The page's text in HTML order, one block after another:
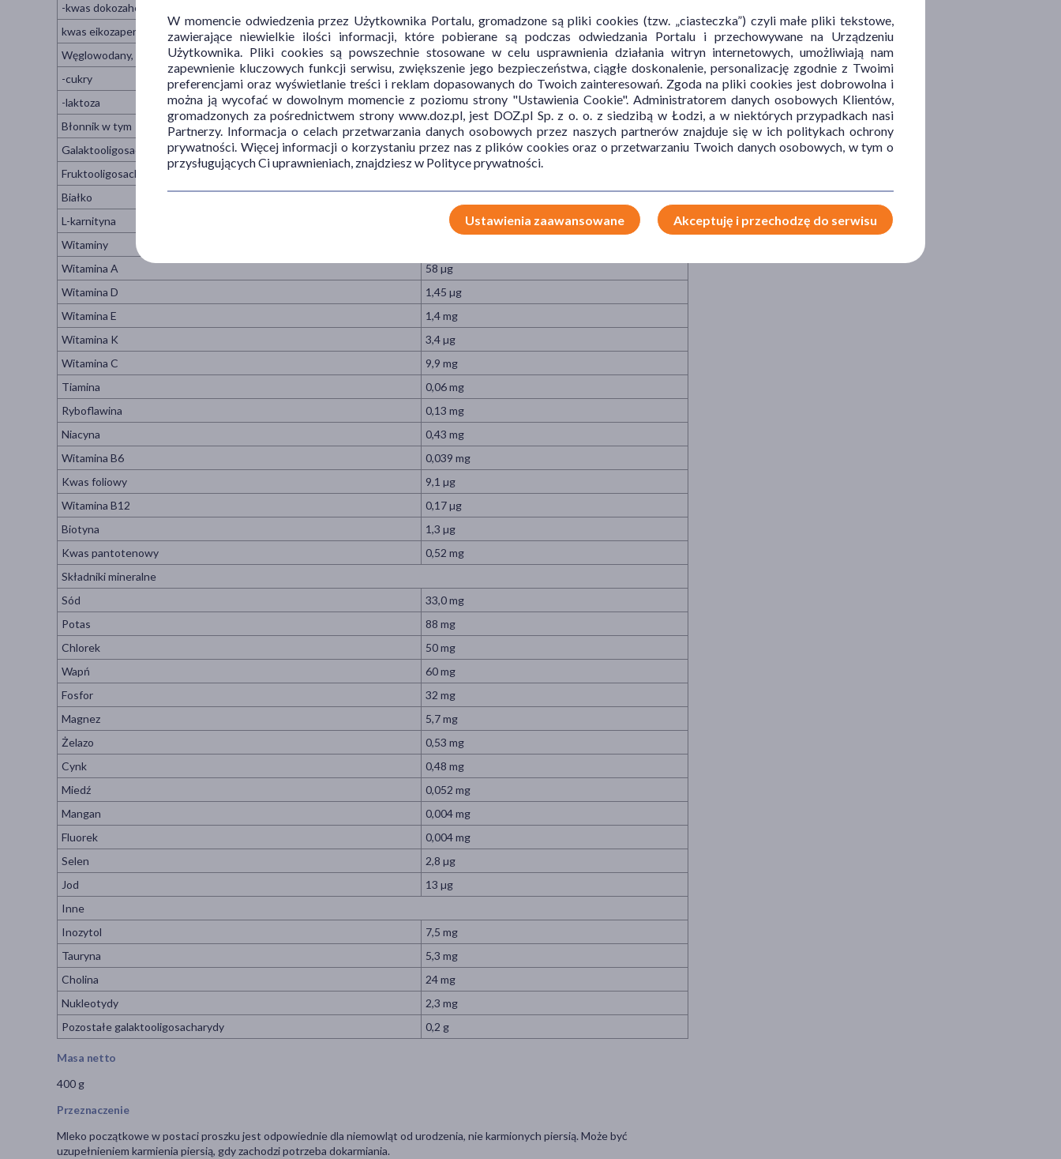
-kwas dokozaheksaenowy (DHA)
kwas eikozapentaenowy (EPA)
3,6 mg
Węglowodany, w tym
7,2 g
-cukry
7,0 g
-laktoza
6,8 g
Błonnik w tym
0,6 g
Galaktooligosacharydy
0,48 g
Fruktooligosacharydy
0,08 g
Białko
L-karnityna
1,7 mg
Witaminy
Witamina A
58 µg
Witamina D
1,45 µg
Witamina E
1,4 mg
Witamina K
3,4 µg
Witamina C
9,9 mg
Tiamina
0,06 mg
Ryboflawina
0,13 mg
Niacyna
0,43 mg
Witamina B6
0,039 mg
Kwas foliowy
9,1 µg
Witamina B12
0,17 µg
Biotyna
1,3 µg
Kwas pantotenowy
0,52 mg
Składniki mineralne
Sód
33,0 mg
Potas
88 mg
Chlorek
50 mg
Wapń
60 mg
Fosfor
32 mg
Magnez
5,7 mg
Żelazo
0,53 mg
Cynk
0,48 mg
Miedź
0,052 mg
Mangan
0,004 mg
Fluorek
0,004 mg
Selen
2,8 µg
Jod
13 µg
Inne
Inozytol
7,5 mg
Tauryna
5,3 mg
Cholina
24 mg
Nukleotydy
2,3 mg
Pozostałe galaktooligosacharydy
0,2 g
Masa netto
400 g
Przeznaczenie
Mleko początkowe w postaci proszku jest odpowiednie dla niemowląt od urodzenia, nie karmionych piersią. Może być
uzupełnieniem karmienia piersią, gdy zachodzi potrzeba dokarmiania.
W momencie odwiedzenia przez Użytkownika Portalu, gromadzone są pliki cookies (tzw. „ciasteczka”) czyli małe pliki tekstowe,
zawierające niewielkie ilości informacji, które pobierane są podczas odwiedzania Portalu i przechowywane na Urządzeniu
Użytkownika. Pliki cookies są powszechnie stosowane w celu usprawnienia działania witryn internetowych, umożliwiają nam
zapewnienie kluczowych funkcji serwisu, zwiększenie jego bezpieczeństwa, ciągłe doskonalenie, personalizację zgodnie z Twoimi
preferencjami oraz wyświetlanie treści i reklam dopasowanych do Twoich zainteresowań. Zgoda na pliki cookies jest dobrowolna i
można ją wycofać w dowolnym momencie z poziomu strony "Ustawienia Cookie". Administratorem danych osobowych Klientów,
gromadzonych za pośrednictwem strony www.doz.pl, jest DOZ.pl Sp. z o. o. z siedzibą w Łodzi, a w niektórych przypadkach nasi
Partnerzy. Informacja o celach przetwarzania danych osobowych przez naszych partnerów znajduje się w ich politykach ochrony
prywatności. Więcej informacji o korzystaniu przez nas z plików cookies oraz o przetwarzaniu Twoich danych osobowych, w tym o
przysługujących Ci uprawnieniach, znajdziesz w Polityce prywatności.
Ustawienia zaawansowane Akceptuję i przechodzę do serwisu